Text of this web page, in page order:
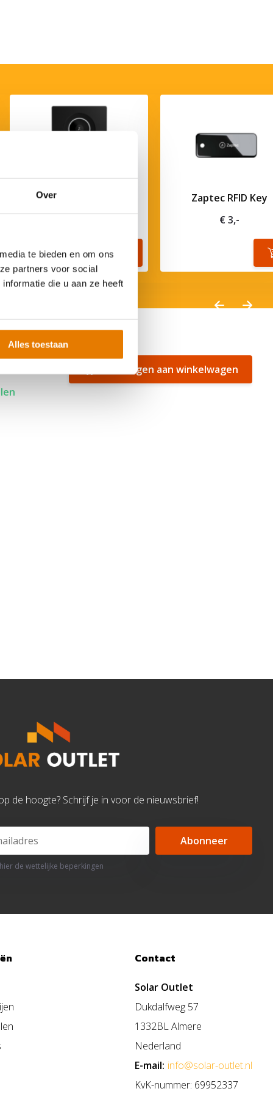
Over
te bieden en om ons
partners voor social
die u aan ze heeft
Alles toestaan
Zaptec Go 2 Laadpaal 22
Zaptec RFID Key
€ 3,-
Toevoegen aan winkelwagen
de hoogte? Schrijf je in voor de nieuwsbrief!
Abonneer
de wettelijke beperkingen
Contact
Solar Outlet
Dukdalfweg 57
1332BL Almere
Nederland
E-mail: info@solar-outlet.nl
KvK-nummer: 69952337